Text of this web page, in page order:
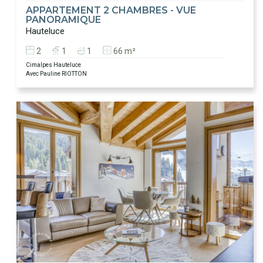
APPARTEMENT 2 CHAMBRES - VUE
PANORAMIQUE
Hauteluce
2 1 1 66 m²
Cimalpes Hauteluce
Avec Pauline RIOTTON